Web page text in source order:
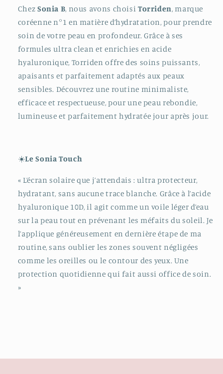
Chez Sonia B, nous avons choisi Torriden, marque
coréenne n°1 en matière d’hydratation, pour prendre
soin de votre peau en profondeur. Grâce à ses
formules ultra clean et enrichies en acide
hyaluronique, Torriden offre des soins puissants,
apaisants et parfaitement adaptés aux peaux
sensibles. Découvrez une routine minimaliste,
efficace et respectueuse, pour une peau rebondie,
lumineuse et parfaitement hydratée jour après jour.
☀️Le Sonia Touch
« L’écran solaire que j’attendais : ultra protecteur,
hydratant, sans aucune trace blanche. Grâce à l’acide
hyaluronique 10D, il agit comme un voile léger d’eau
sur la peau tout en prévenant les méfaits du soleil. Je
l’applique généreusement en dernière étape de ma
routine, sans oublier les zones souvent négligées
comme les oreilles ou le contour des yeux. Une
protection quotidienne qui fait aussi office de soin.
»